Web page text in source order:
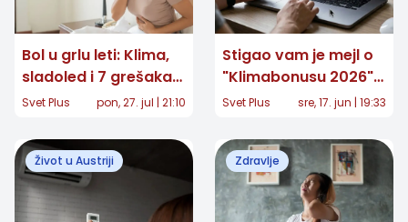
Bol u grlu leti: Klima,
sladoled i 7 grešaka
koje često
Svet Plus pon, 27. jul | 21:10
Stigao vam je mejl o
"Klimabonusu 2026"?
Ne klikćite, u pitanju je
Svet Plus sre, 17. jun | 19:33
Život u Austriji Zdravlje